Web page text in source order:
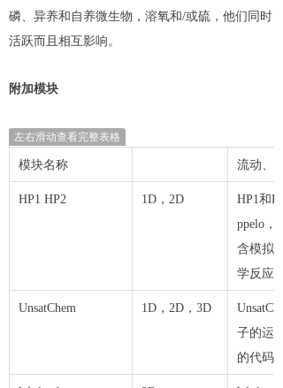
磷、异养和自养微生物，溶氧和/或硫，他们同时
活跃而且相互影响。
附加模块
左右滑动查看完整表格
模块名称 流动、
HP1 HP2 1D，2D
HP1和
ppelo，
含模拟
学反应
UnsatChem 1D，2D，3D
子的运
的代码